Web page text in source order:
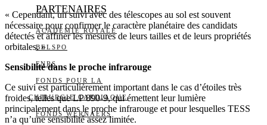
PARTENAIRES
ACADÉMIE ROYALE
BELSPO
FNRS
FONDS POUR LA
CHIRURGIE CARDIAQUE
FONDS WERNAERS
« Cependant, un suivi avec des télescopes au sol est souvent
nécessaire pour confirmer le caractère planétaire des candidats
détectés et affiner les mesures de leurs tailles et de leurs propriétés
orbitales. »
Sensibilité dans le proche infrarouge
Ce suivi est particulièrement important dans le cas d’étoiles très
froides, telles que LP 890-9, qui émettent leur lumière
principalement dans le proche infrarouge et pour lesquelles TESS
n’a qu’une sensibilité assez limitée.